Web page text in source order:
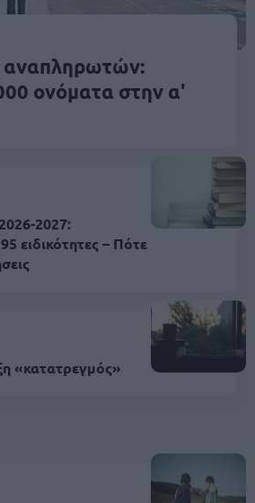
αναπληρωτών:
ονόματα στην α'
2027:
ειδικότητες – Πότε
«κατατρεγμός»